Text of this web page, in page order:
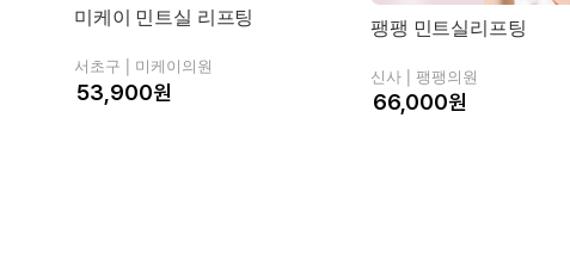
미케이 민트실 리프팅
서초구 | 미케이의원
원
팽팽 민트실리프팅
신사 | 팽팽의원
원